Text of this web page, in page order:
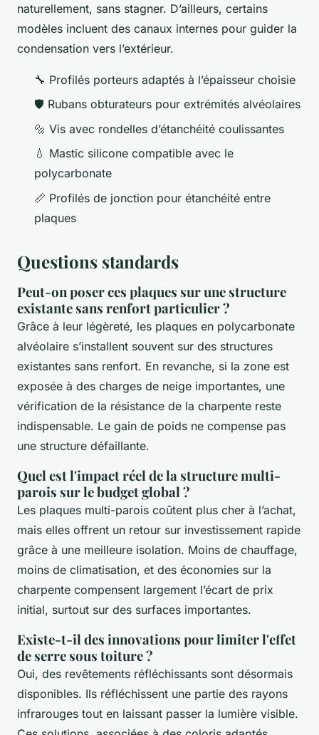
naturellement, sans stagner. D’ailleurs, certains
modèles incluent des canaux internes pour guider la
condensation vers l’extérieur.
🔧 Profilés porteurs adaptés à l’épaisseur choisie
🛡️ Rubans obturateurs pour extrémités alvéolaires
🔩 Vis avec rondelles d’étanchéité coulissantes
💧 Mastic silicone compatible avec le
polycarbonate
📏 Profilés de jonction pour étanchéité entre
plaques
Questions standards
Peut-on poser ces plaques sur une structure
existante sans renfort particulier ?
Grâce à leur légèreté, les plaques en polycarbonate
alvéolaire s’installent souvent sur des structures
existantes sans renfort. En revanche, si la zone est
exposée à des charges de neige importantes, une
vérification de la résistance de la charpente reste
indispensable. Le gain de poids ne compense pas
une structure défaillante.
Quel est l'impact réel de la structure multi-
parois sur le budget global ?
Les plaques multi-parois coûtent plus cher à l’achat,
mais elles offrent un retour sur investissement rapide
grâce à une meilleure isolation. Moins de chauffage,
moins de climatisation, et des économies sur la
charpente compensent largement l’écart de prix
initial, surtout sur des surfaces importantes.
Existe-t-il des innovations pour limiter l'effet
de serre sous toiture ?
Oui, des revêtements réfléchissants sont désormais
disponibles. Ils réfléchissent une partie des rayons
infrarouges tout en laissant passer la lumière visible.